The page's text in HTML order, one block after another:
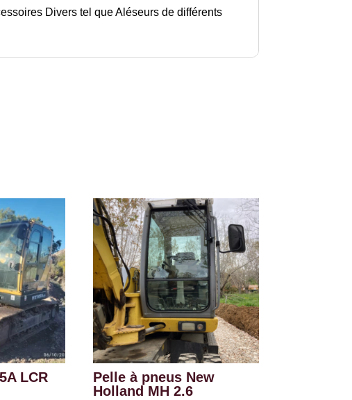
Divers tel que Aléseurs de différents
LCR
Pelle à pneus New
Holland MH 2.6